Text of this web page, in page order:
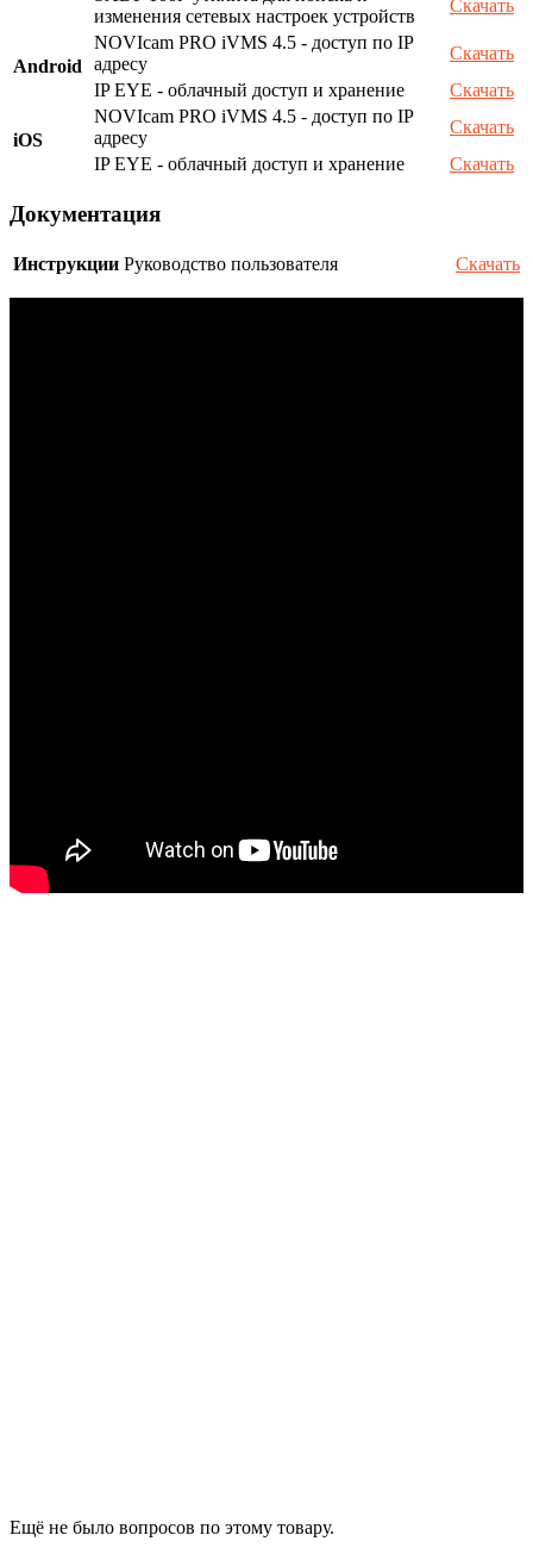
изменения сетевых настроек устройств
Скачать
Android
NOVIcam PRO iVMS 4.5 - доступ по IP
адресу
Скачать
IP EYE - облачный доступ и хранение
Скачать
iOS
NOVIcam PRO iVMS 4.5 - доступ по IP
адресу
Скачать
IP EYE - облачный доступ и хранение
Скачать
Документация
Инструкции Руководство пользователя Скачать
Ещё не было вопросов по этому товару.